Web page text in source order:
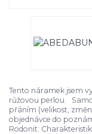
Tento náramek jsem
růžovou perlou.
přáním (velikost,
objednávce do
Rodonit: